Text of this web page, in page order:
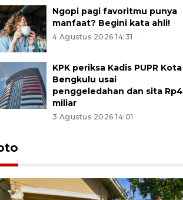
Ngopi pagi favoritmu punya
manfaat? Begini kata ahli!
4 Agustus 2026 14:31
KPK periksa Kadis PUPR Kota
Bengkulu usai
penggeledahan dan sita Rp4
miliar
3 Agustus 2026 14:01